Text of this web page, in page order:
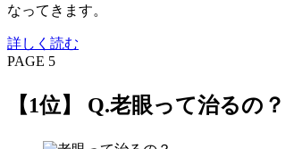
なってきます。
詳しく読む
PAGE 5
【1位】 Q.老眼って治るの？